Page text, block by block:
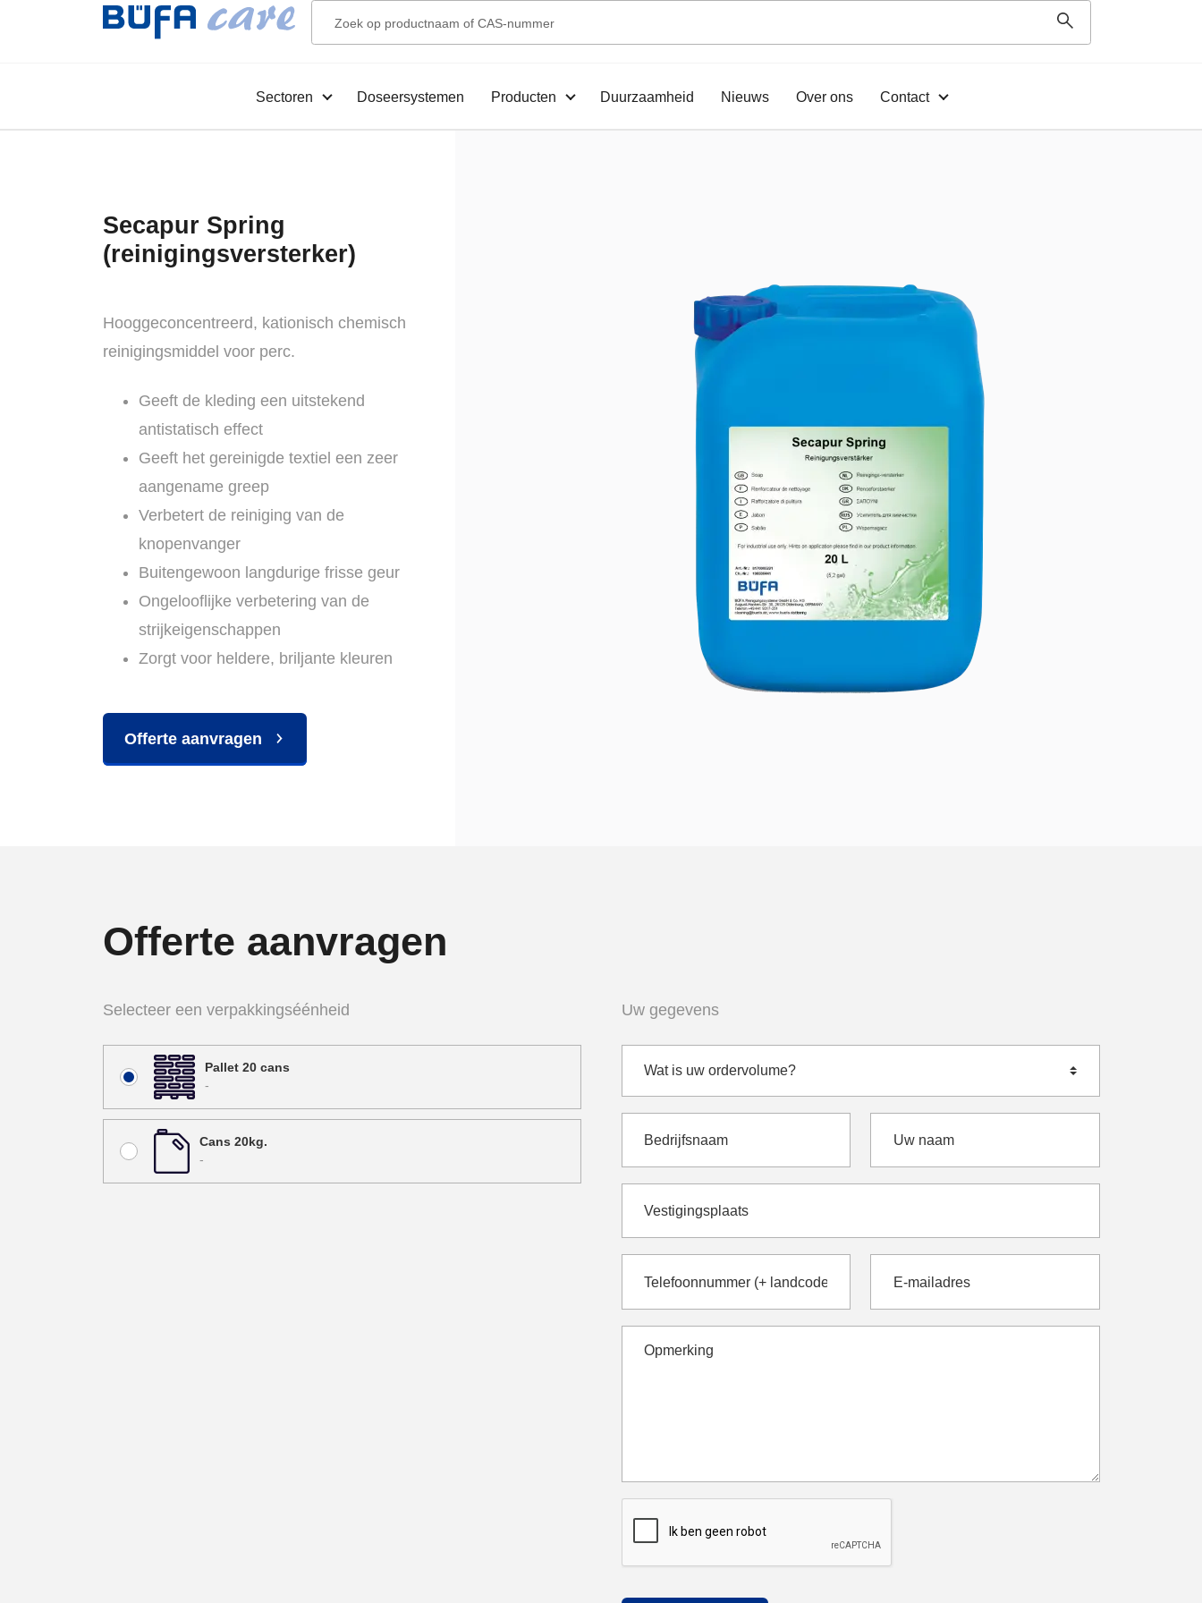
Sectoren Doseersystemen Producten Duurzaamheid Nieuws Over ons Contact
Secapur Spring
(reinigingsversterker)
Hooggeconcentreerd, kationisch chemisch
reinigingsmiddel voor perc.
Geeft de kleding een uitstekend
antistatisch effect
Geeft het gereinigde textiel een zeer
aangename greep
Verbetert de reiniging van de
knopenvanger
Buitengewoon langdurige frisse geur
Ongelooflijke verbetering van de
strijkeigenschappen
Zorgt voor heldere, briljante kleuren
Offerte aanvragen
Offerte aanvragen
Selecteer een verpakkingséénheid
Pallet 20 cans
-
Cans 20kg.
-
Uw gegevens